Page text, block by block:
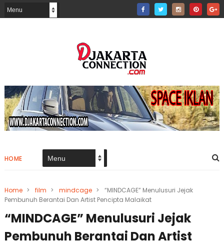
HOME
Home > film > mindcage >
“MINDCAGE” Menulusuri Jejak
Pembunuh Berantai Dan Artist Pencipta Malaikat
“MINDCAGE” Menulusuri Jejak
Pembunuh Berantai Dan Artist